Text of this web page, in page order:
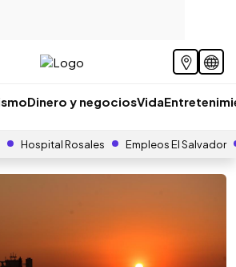
Dinero y negociosVida
Hospital Rosales Empleos El Salvador